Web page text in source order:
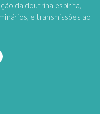
da doutrina espírita,
e transmissões ao